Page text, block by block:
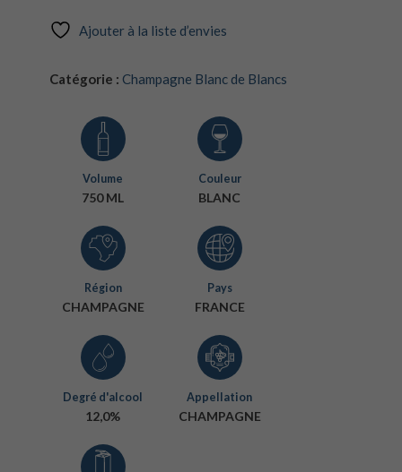
Ajouter à la liste d’envies
Catégorie : Champagne Blanc de Blancs
Volume
750 ML
Couleur
BLANC
Région
CHAMPAGNE
Pays
FRANCE
Degré d'alcool
12,0%
Appellation
CHAMPAGNE